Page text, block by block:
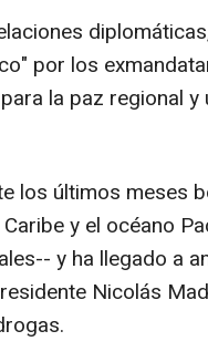
por los
la paz regional
los últimos meses
y el océano
y ha llegado a
Nicolás